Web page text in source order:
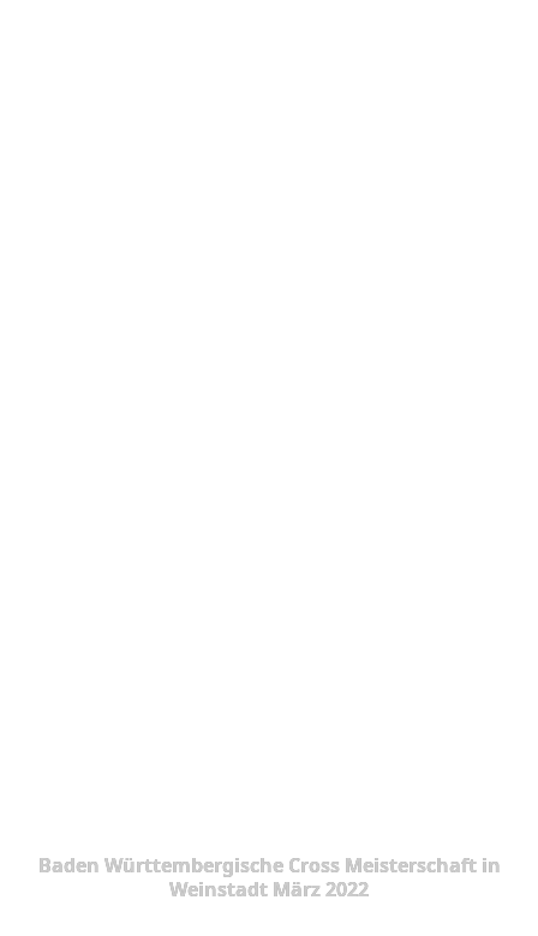
Baden Württembergische Cross Meisterschaft in
Weinstadt März 2022